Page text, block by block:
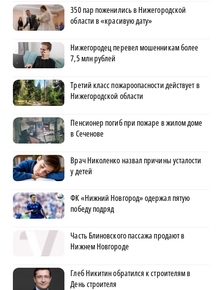
350 пар поженились в Нижегородской
области в «красивую дату»
Нижегородец перевел мошенникам более
7,5 млн рублей
Третий класс пожароопасности действует в
Нижегородской области
Пенсионер погиб при пожаре в жилом доме
в Сеченове
Врач Николенко назвал причины усталости
у детей
ФК «Нижний Новгород» одержал пятую
победу подряд
Часть Блиновского пассажа продают в
Нижнем Новгороде
Глеб Никитин обратился к строителям в
День строителя